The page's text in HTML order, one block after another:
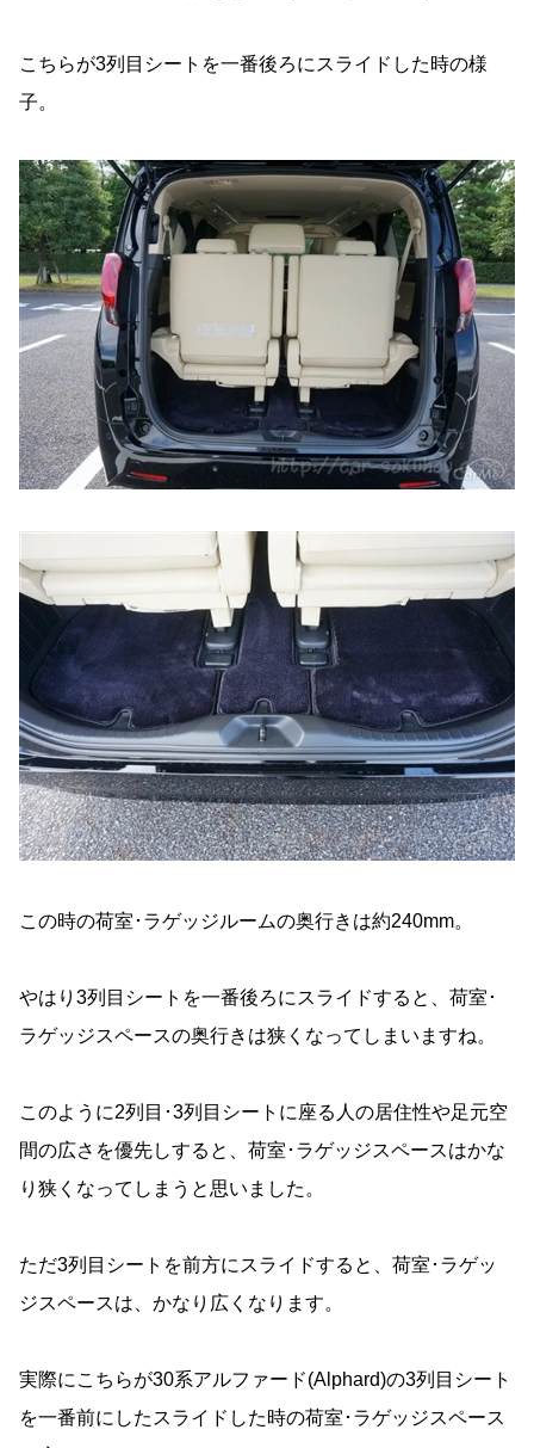
こちらが3列目シートを一番後ろにスライドした時の様
子。
この時の荷室･ラゲッジルームの奥行きは約240mm。
やはり3列目シートを一番後ろにスライドすると、荷室･
ラゲッジスペースの奥行きは狭くなってしまいますね。
このように2列目･3列目シートに座る人の居住性や足元空
間の広さを優先しすると、荷室･ラゲッジスペースはかな
り狭くなってしまうと思いました。
ただ3列目シートを前方にスライドすると、荷室･ラゲッ
ジスペースは、かなり広くなります。
実際にこちらが30系アルファード(Alphard)の3列目シート
を一番前にしたスライドした時の荷室･ラゲッジスペース